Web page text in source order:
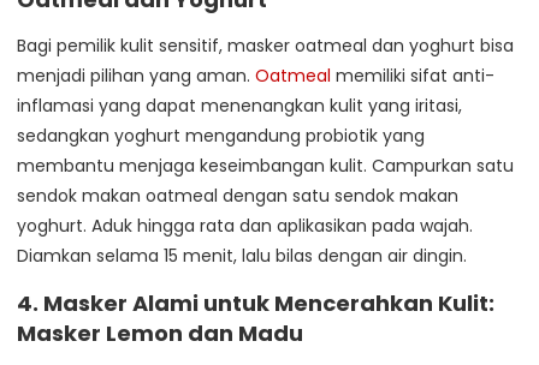
Bagi pemilik kulit sensitif, masker oatmeal dan yoghurt bisa
menjadi pilihan yang aman. Oatmeal memiliki sifat anti-
inflamasi yang dapat menenangkan kulit yang iritasi,
sedangkan yoghurt mengandung probiotik yang
membantu menjaga keseimbangan kulit. Campurkan satu
sendok makan oatmeal dengan satu sendok makan
yoghurt. Aduk hingga rata dan aplikasikan pada wajah.
Diamkan selama 15 menit, lalu bilas dengan air dingin.
4. Masker Alami untuk Mencerahkan Kulit:
Masker Lemon dan Madu